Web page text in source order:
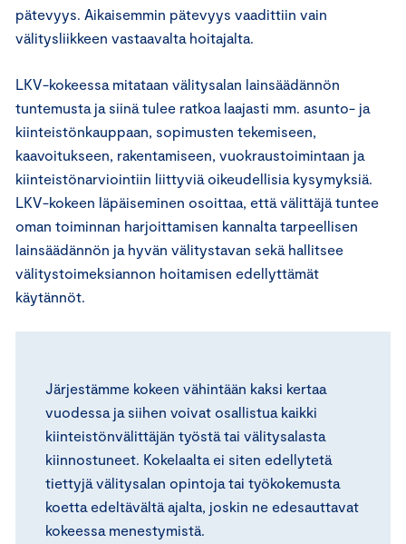
pätevyys. Aikaisemmin pätevyys vaadittiin vain
välitysliikkeen vastaavalta hoitajalta.
LKV-kokeessa mitataan välitysalan lainsäädännön
tuntemusta ja siinä tulee ratkoa laajasti mm. asunto- ja
kiinteistönkauppaan, sopimusten tekemiseen,
kaavoitukseen, rakentamiseen, vuokraustoimintaan ja
kiinteistönarviointiin liittyviä oikeudellisia kysymyksiä.
LKV-kokeen läpäiseminen osoittaa, että välittäjä tuntee
oman toiminnan harjoittamisen kannalta tarpeellisen
lainsäädännön ja hyvän välitystavan sekä hallitsee
välitystoimeksiannon hoitamisen edellyttämät
käytännöt.
Järjestämme kokeen vähintään kaksi kertaa
vuodessa ja siihen voivat osallistua kaikki
kiinteistönvälittäjän työstä tai välitysalasta
kiinnostuneet. Kokelaalta ei siten edellytetä
tiettyjä välitysalan opintoja tai työkokemusta
koetta edeltävältä ajalta, joskin ne edesauttavat
kokeessa menestymistä.